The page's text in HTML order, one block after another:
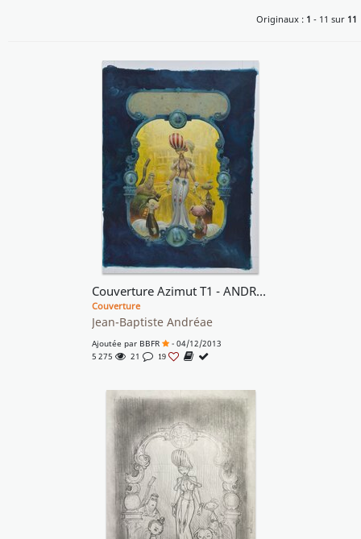
Originaux : 1 - 11 sur 11
Couverture Azimut T1 - ANDREAE
Couverture
Jean-Baptiste Andréae
Ajoutée par BBFR
- 04/12/2013
5 275
21 19